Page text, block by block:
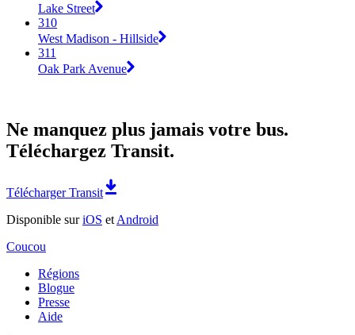
Lake Street
310
West Madison - Hillside
311
Oak Park Avenue
Ne manquez plus jamais votre bus.
Téléchargez Transit.
Télécharger Transit
Disponible suriOS et Android
Coucou
Régions
Blogue
Presse
Aide